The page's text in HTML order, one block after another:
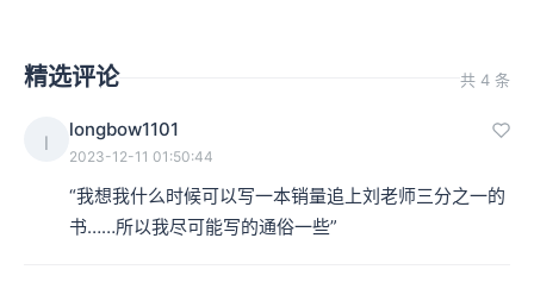
精选评论 共 4 条
l
longbow1101
2023-12-11 01:50:44
“我想我什么时候可以写一本销量追上刘老师三分之一的
书……所以我尽可能写的通俗一些”